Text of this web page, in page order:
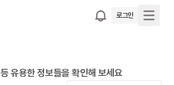
로그인
유용한 정보들을 확인해 보세요